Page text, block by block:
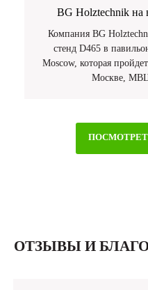
BG Holztechnik на
Компания BG
стенд D465 в
Moscow, которая
Москве,
ОТЗЫВЫ И